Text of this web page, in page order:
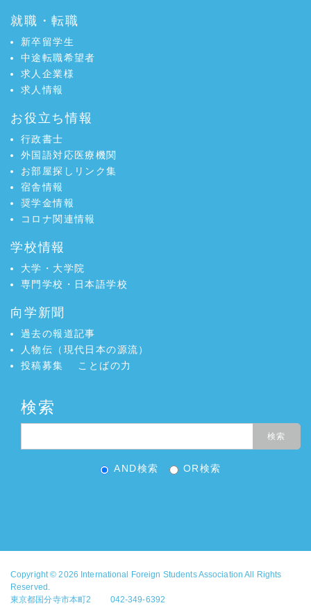
就職・転職
新卒留学生
中途転職希望者
求人企業様
求人情報
お役立ち情報
行政書士
外国語対応医療機関
お部屋探しリンク集
宿舎情報
奨学金情報
コロナ関連情報
学校情報
大学・大学院
専門学校・日本語学校
向学新聞
過去の報道記事
人物伝（現代日本の源流）
投稿募集
ことばの力
検索
AND検索 OR検索
Copyright © 2026 International Foreign Students Association All Rights
Reserved.
東京都国分寺市本町2 042-349-6392